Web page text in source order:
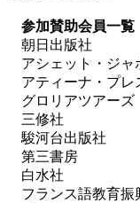
参加賛助会員一覧
朝日出版社
アシェット・ジャ
アティーナ・プレ
グロリアツアーズ
三修社
駿河台出版社
第三書房
白水社
フランス語教育振